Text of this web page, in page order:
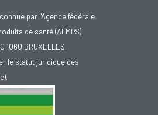
par l'Agence fédérale
de santé (AFMPS)
1060 BRUXELLES,
le statut juridique des